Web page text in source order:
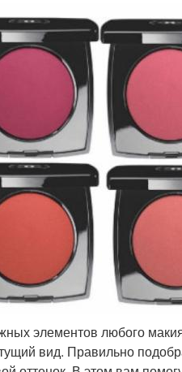
элементов любого
вид. Правильно